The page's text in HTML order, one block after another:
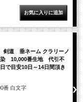
剣道 垂ネーム クラリーノ
10,000番生地 代引不
で目安10日～14日間頂き
番 白文字